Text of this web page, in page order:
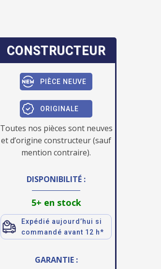
CONSTRUCTEUR
PIÈCE NEUVE
ORIGINALE
Toutes nos pièces sont neuves
et d’origine constructeur (sauf
mention contraire).
DISPONIBILITÉ :
5+ en stock
Expédié aujourd’hui si
commandé avant 12 h*
GARANTIE :